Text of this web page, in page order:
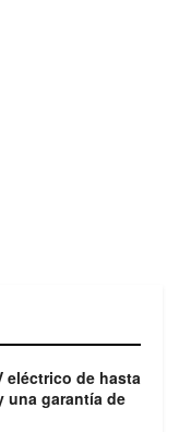
eléctrico de hasta
una garantía de